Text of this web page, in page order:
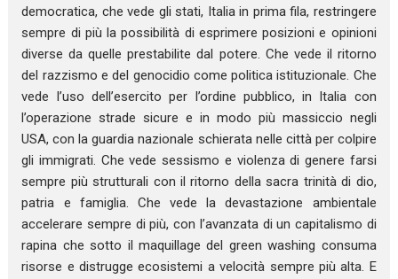
democratica, che vede gli stati, Italia in prima fila, restringere
sempre di più la possibilità di esprimere posizioni e opinioni
diverse da quelle prestabilite dal potere. Che vede il ritorno
del razzismo e del genocidio come politica istituzionale. Che
vede l’uso dell’esercito per l’ordine pubblico, in Italia con
l’operazione strade sicure e in modo più massiccio negli
USA, con la guardia nazionale schierata nelle città per colpire
gli immigrati. Che vede sessismo e violenza di genere farsi
sempre più strutturali con il ritorno della sacra trinità di dio,
patria e famiglia. Che vede la devastazione ambientale
accelerare sempre di più, con l’avanzata di un capitalismo di
rapina che sotto il maquillage del green washing consuma
risorse e distrugge ecosistemi a velocità sempre più alta. E